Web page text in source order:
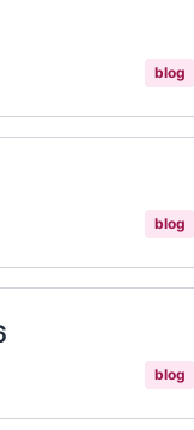
blog
blog
blog